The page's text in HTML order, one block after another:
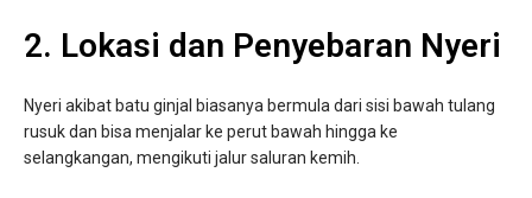
2. Lokasi dan Penyebaran Nyeri
Nyeri akibat batu ginjal biasanya bermula dari sisi bawah tulang
rusuk dan bisa menjalar ke perut bawah hingga ke
selangkangan, mengikuti jalur saluran kemih.